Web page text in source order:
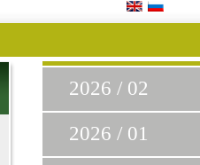
2026 / 02
2026 / 01